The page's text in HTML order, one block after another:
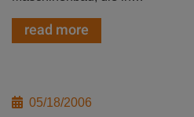
read more
05/18/2006